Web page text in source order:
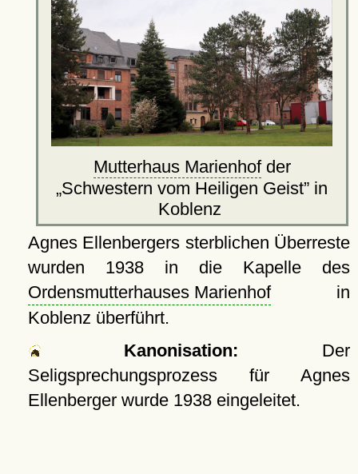
Mutterhaus Marienhofder
Schwestern vom Heiligen Geist in
Koblenz
Agnes Ellenbergers sterblichen Überreste
wurden 1938 in die Kapelle des
Ordensmutterhauses Marienhofin
Koblenz überführt.
Kanonisation: Der
Seligsprechungsprozess für Agnes
Ellenberger wurde 1938 eingeleitet.